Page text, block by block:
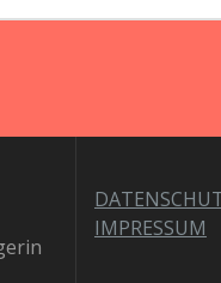
IMPRESSUM